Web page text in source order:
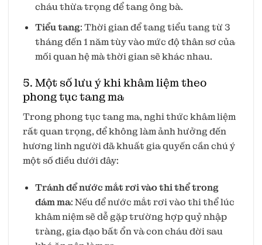
cháu thừa trọng để tang ông bà.
Tiểu tang: Thời gian để tang tiểu tang từ 3
tháng đến 1 năm tùy vào mức độ thân sơ của
mối quan hệ mà thời gian sẽ khác nhau.
5. Một số lưu ý khi khâm liệm theo
phong tục tang ma
Trong phong tục tang ma, nghi thức khâm liệm
rất quan trọng, để không làm ảnh hưởng đến
hương linh người đã khuất gia quyến cần chú ý
một số điều dưới đây:
Tránh để nước mắt rơi vào thi thể trong
đám ma: Nếu để nước mắt rơi vào thi thể lúc
khâm niệm sẽ dễ gặp trường hợp quỷ nhập
tràng, gia đạo bất ổn và con cháu đời sau